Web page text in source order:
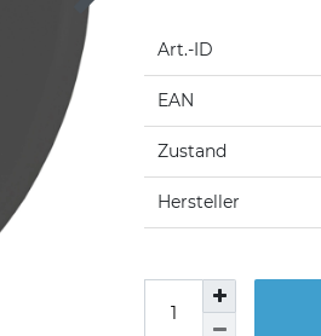
Art.-ID
EAN
Zustand
Hersteller